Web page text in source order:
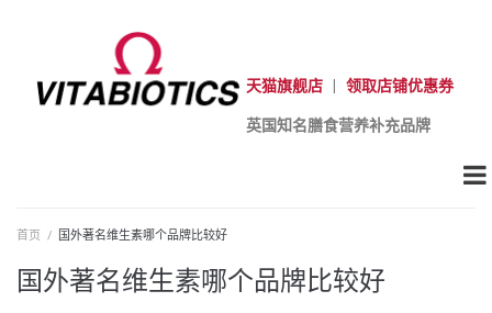
天猫旗舰店 领取店铺优惠券
英国知名膳食营养补充品牌
首页 / 国外著名维生素哪个品牌比较好
国外著名维生素哪个品牌比较好